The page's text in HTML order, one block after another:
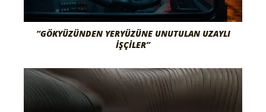
“GÖKYÜZÜNDEN YERYÜZÜNE UNUTULAN UZAYLI
İŞÇILER”